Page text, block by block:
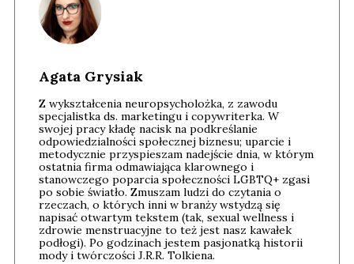
Agata Grysiak
Z wykształcenia neuropsycholożka, z zawodu
specjalistka ds. marketingu i copywriterka. W
swojej pracy kładę nacisk na podkreślanie
odpowiedzialności społecznej biznesu; uparcie i
metodycznie przyspieszam nadejście dnia, w którym
ostatnia firma odmawiająca klarownego i
stanowczego poparcia społeczności LGBTQ+ zgasi
po sobie światło. Zmuszam ludzi do czytania o
rzeczach, o których inni w branży wstydzą się
napisać otwartym tekstem (tak, sexual wellness i
zdrowie menstruacyjne to też jest nasz kawałek
podłogi). Po godzinach jestem pasjonatką historii
mody i twórczości J.R.R. Tolkiena.